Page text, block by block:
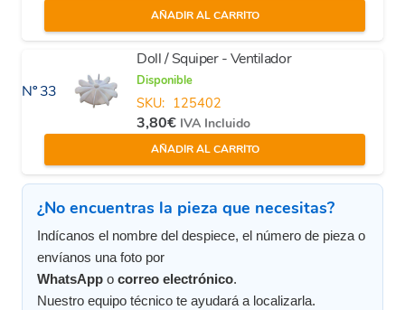
AÑADIR AL CARRITO
Nº 33
Doll / Squiper - Ventilador
Disponible
SKU: 125402
3,80€ IVA Incluido
AÑADIR AL CARRITO
¿No encuentras la pieza que necesitas?
Indícanos el nombre del despiece, el número de pieza o
envíanos una foto por
WhatsApp o correo electrónico.
Nuestro equipo técnico te ayudará a localizarla.